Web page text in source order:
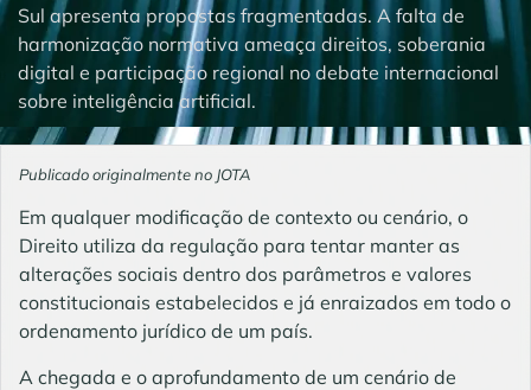
Sul apresenta propostas fragmentadas. A falta de
harmonização normativa ameaça direitos, soberania
digital e participação regional no debate internacional
sobre inteligência artificial.
Publicado originalmente no JOTA
Em qualquer modificação de contexto ou cenário, o
Direito utiliza da regulação para tentar manter as
alterações sociais dentro dos parâmetros e valores
constitucionais estabelecidos e já enraizados em todo o
ordenamento jurídico de um país.
A chegada e o aprofundamento de um cenário de